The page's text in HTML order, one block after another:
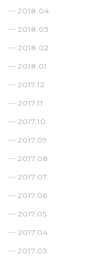
2018.04
2018.03
2018.02
2018.01
2017.12
2017.11
2017.10
2017.09
2017.08
2017.07
2017.06
2017.05
2017.04
2017.03